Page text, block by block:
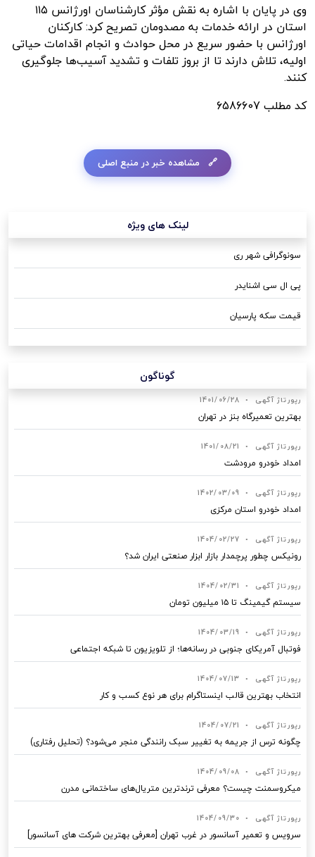
وی در پایان با اشاره به نقش مؤثر کارشناسان اورژانس ۱۱۵
استان در ارائه خدمات به مصدومان تصریح کرد: کارکنان
اورژانس با حضور سریع در محل حوادث و انجام اقدامات حیاتی
اولیه، تلاش دارند تا از بروز تلفات و تشدید آسیب‌ها جلوگیری
کنند.
کد مطلب6586607
مشاهده خبر در منبع اصلی
لینک های ویژه
سونوگرافی شهر ری
پی ال سی اشنایدر
قیمت سکه پارسیان
گوناگون
رپورتاژ آگهی •
1401/06/28
بهترین تعمیرگاه بنز در تهران
رپورتاژ آگهی •
1401/08/21
امداد خودرو مرودشت
رپورتاژ آگهی •
1402/03/09
امداد خودرو استان مرکزی
رپورتاژ آگهی •
1404/02/27
رونیکس چطور پرچمدار بازار ابزار صنعتی ایران شد؟
رپورتاژ آگهی •
1404/02/31
سیستم گیمینگ تا ۱۵ میلیون تومان
رپورتاژ آگهی •
1404/03/19
فوتبال آمریکای جنوبی در رسانه‌ها؛ از تلویزیون تا شبکه اجتماعی
رپورتاژ آگهی •
1404/07/13
انتخاب بهترین قالب‌ اینستاگرام برای هر نوع کسب‌ و کار
رپورتاژ آگهی •
1404/07/21
چگونه ترس از جریمه به تغییر سبک رانندگی منجر می‌شود؟ (تحلیل رفتاری)
رپورتاژ آگهی •
1404/09/08
میکروسمنت چیست؟ معرفی ترندترین متریال‌های ساختمانی مدرن
رپورتاژ آگهی •
1404/09/30
سرویس و تعمیر آسانسور در غرب تهران [معرفی بهترین شرکت های آسانسور]